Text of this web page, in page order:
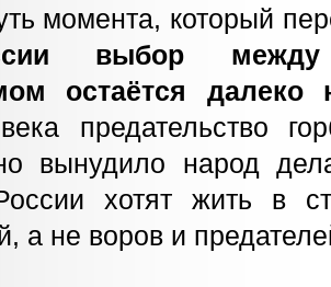
момента, который
выбор между
остаётся
предательство
вынудило народ
хотят жить в
а не воров и